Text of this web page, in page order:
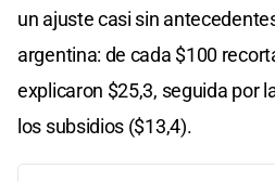
un ajuste casi sin
argentina: de cada $100
explicaron $25,3, seguida por
los subsidios ($13,4).